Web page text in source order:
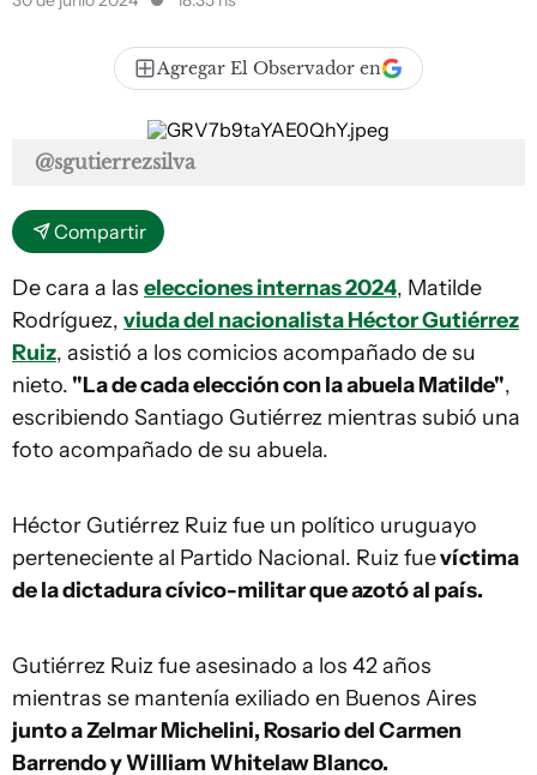
Agregar El Observador en
@sgutierrezsilva
Compartir
De cara a las elecciones internas 2024, Matilde
Rodríguez, viuda del nacionalista Héctor Gutiérrez
Ruiz, asistió a los comicios acompañado de su
nieto. "La de cada elección con la abuela Matilde",
escribiendo Santiago Gutiérrez mientras subió una
foto acompañado de su abuela.
Héctor Gutiérrez Ruiz fue un político uruguayo
perteneciente al Partido Nacional. Ruiz fuevíctima
de la dictadura cívico-militar que azotó al país.
Gutiérrez Ruiz fue asesinado a los 42 años
mientras se mantenía exiliado en Buenos Aires
junto a Zelmar Michelini, Rosario del Carmen
Barrendo y William Whitelaw Blanco.